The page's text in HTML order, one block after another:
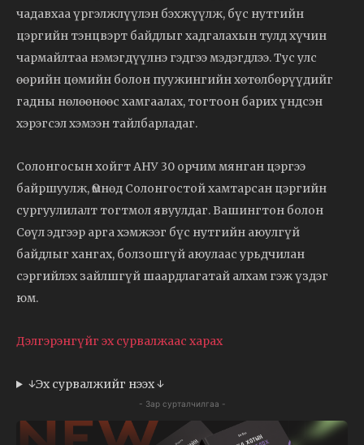
чадавхаа үргэлжлүүлэн бэхжүүлж, бүс нутгийн
цэргийн тэнцвэрт байдлыг хадгалахын тулд хүчин
чармайлтаа нэмэгдүүлнэ гэдгээ мэдэгдлээ. Тус улс
өөрийн цөмийн болон пуужингийн хөтөлбөрүүдийг
гадны нөлөөнөөс хамгаалах, тогтоон барих үндсэн
хэрэгсэл хэмээн тайлбарладаг.
Солонгосын хойгт АНУ 30 орчим мянган цэргээ
байршуулж, Өмнөд Солонгостой хамтарсан цэргийн
сургуулилалт тогтмол явуулдаг. Вашингтон болон
Сөүл эдгээр арга хэмжээг бүс нутгийн аюулгүй
байдлыг хангах, болзошгүй аюулаас урьдчилан
сэргийлэх зайлшгүй шаардлагатай алхам гэж үздэг
юм.
Дэлгэрэнгүйг эх сурвалжаас харах
↓Эх сурвалжийг нээх ↓
- Зар сурталчилгаа -